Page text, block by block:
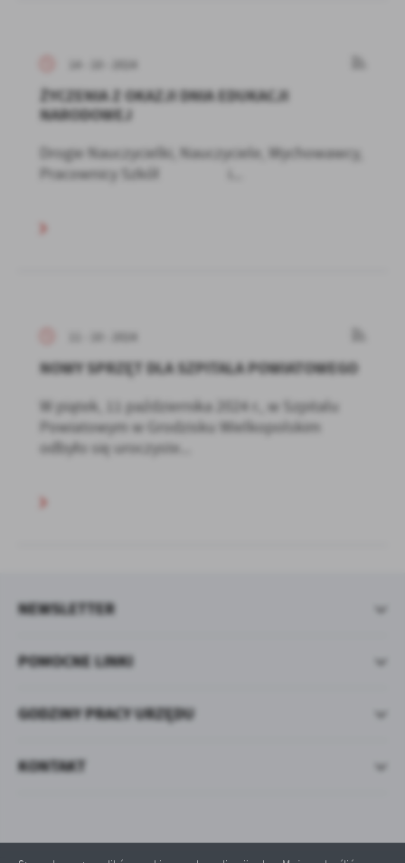
14 - 10 - 2024
ŻYCZENIA Z OKAZJI DNIA EDUKACJI
NARODOWEJ
Drogie Nauczycielki, Nauczyciele, Wychowawcy,
Pracownicy Szkół i...
11 - 10 - 2024
NOWY SPRZĘT DLA SZPITALA POWIATOWEGO
W piątek, 11 października 2024 r., w Szpitalu
Powiatowym w Grodzisku Wielkopolskim
odbyło się uroczyste...
POMOCNE LINKI
NEWSLETTER
GODZINY PRACY URZĘDU
KONTAKT